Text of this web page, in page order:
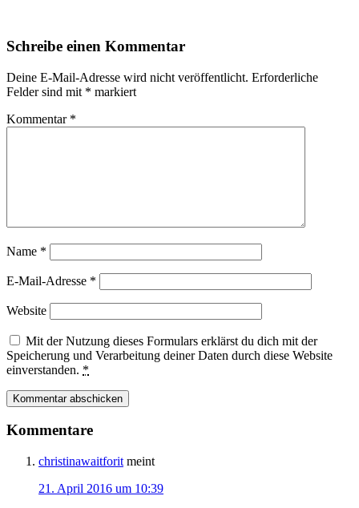
Interaktionen
Schreibe einen Kommentar
Deine E-Mail-Adresse wird nicht veröffentlicht. Erforderliche
Felder sind mit * markiert
Kommentar *
Name *
E-Mail-Adresse *
Website
Mit der Nutzung dieses Formulars erklärst du dich mit der
Speicherung und Verarbeitung deiner Daten durch diese Website
einverstanden. *
Kommentare
christinawaitforit meint
21. April 2016 um 10:39